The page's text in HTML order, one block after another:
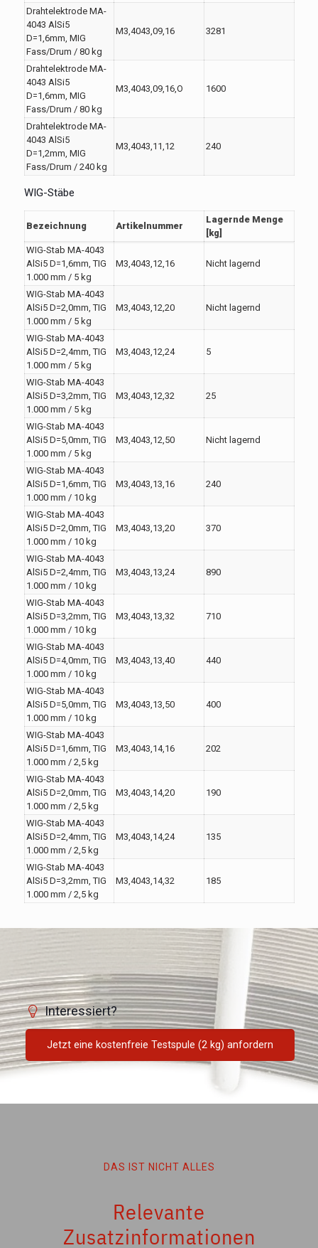
Drahtelektrode MA-
4043 AlSi5
D=1,6mm, MIG
Fass/Drum / 80 kg
M3,4043,09,16 3281
Drahtelektrode MA-
4043 AlSi5
D=1,6mm, MIG
Fass/Drum / 80 kg
M3,4043,09,16,O 1600
Drahtelektrode MA-
4043 AlSi5
D=1,2mm, MIG
Fass/Drum / 240 kg
M3,4043,11,12 240
WIG-Stäbe
Bezeichnung Artikelnummer
Lagernde Menge
[kg]
WIG-Stab MA-4043
AlSi5 D=1,6mm, TIG
1.000 mm / 5 kg
M3,4043,12,16 Nicht lagernd
WIG-Stab MA-4043
AlSi5 D=2,0mm, TIG
1.000 mm / 5 kg
M3,4043,12,20 Nicht lagernd
WIG-Stab MA-4043
AlSi5 D=2,4mm, TIG
1.000 mm / 5 kg
M3,4043,12,24 5
WIG-Stab MA-4043
AlSi5 D=3,2mm, TIG
1.000 mm / 5 kg
M3,4043,12,32 25
WIG-Stab MA-4043
AlSi5 D=5,0mm, TIG
1.000 mm / 5 kg
M3,4043,12,50 Nicht lagernd
WIG-Stab MA-4043
AlSi5 D=1,6mm, TIG
1.000 mm / 10 kg
M3,4043,13,16 240
WIG-Stab MA-4043
AlSi5 D=2,0mm, TIG
1.000 mm / 10 kg
M3,4043,13,20 370
WIG-Stab MA-4043
AlSi5 D=2,4mm, TIG
1.000 mm / 10 kg
M3,4043,13,24 890
WIG-Stab MA-4043
AlSi5 D=3,2mm, TIG
1.000 mm / 10 kg
M3,4043,13,32 710
WIG-Stab MA-4043
AlSi5 D=4,0mm, TIG
1.000 mm / 10 kg
M3,4043,13,40 440
WIG-Stab MA-4043
AlSi5 D=5,0mm, TIG
1.000 mm / 10 kg
M3,4043,13,50 400
WIG-Stab MA-4043
AlSi5 D=1,6mm, TIG
1.000 mm / 2,5 kg
M3,4043,14,16 202
WIG-Stab MA-4043
AlSi5 D=2,0mm, TIG
1.000 mm / 2,5 kg
M3,4043,14,20 190
WIG-Stab MA-4043
AlSi5 D=2,4mm, TIG
1.000 mm / 2,5 kg
M3,4043,14,24 135
WIG-Stab MA-4043
AlSi5 D=3,2mm, TIG
1.000 mm / 2,5 kg
M3,4043,14,32 185
Interessiert?
Jetzt eine kostenfreie Testspule (2 kg) anfordern
DAS IST NICHT ALLES
Relevante
Zusatzinformationen